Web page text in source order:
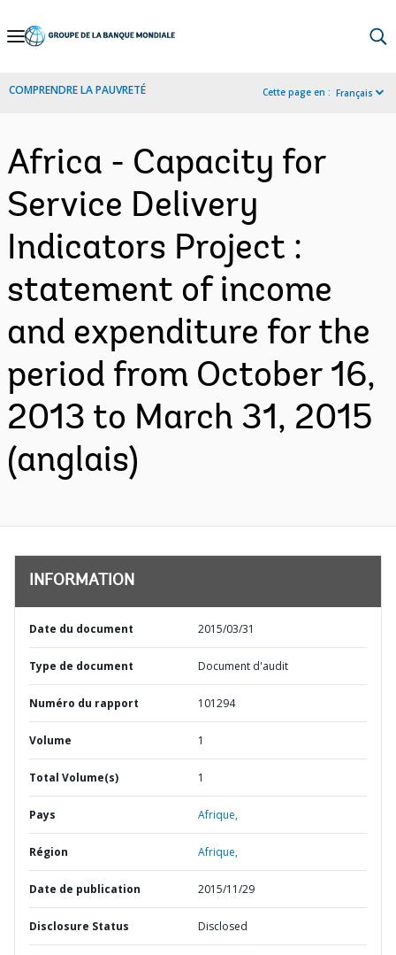
Skip
Navigation
COMPRENDRE LA PAUVRETÉ Cette page en : Français
Africa - Capacity for
Service Delivery
Indicators Project :
statement of income
and expenditure for the
period from October 16,
2013 to March 31, 2015
(anglais)
INFORMATION
Date du document 2015/03/31
Type de document Document d'audit
Numéro du rapport 101294
Volume 1
Total Volume(s) 1
Pays Afrique,
Région Afrique,
Date de publication 2015/11/29
Disclosure Status Disclosed